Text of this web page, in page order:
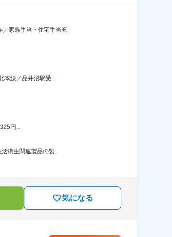
／家族手当・住宅手当充
線／品井沼駅受...
円...
衛生関連製品の製...
気になる